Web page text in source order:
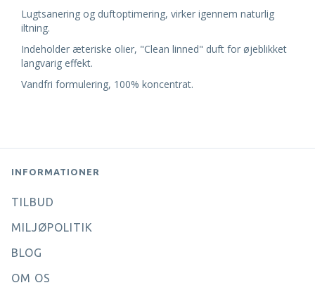
Lugtsanering og duftoptimering, virker igennem naturlig
iltning.
Indeholder æteriske olier, "Clean linned" duft for øjeblikket
langvarig effekt.
Vandfri formulering, 100% koncentrat.
INFORMATIONER
TILBUD
MILJØPOLITIK
BLOG
OM OS